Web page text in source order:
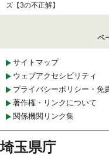
ズ【3の不正解】
ペ
サイトマップ
ウェブアクセシビリティ
プライバシーポリシー・免
著作権・リンクについて
関係機関リンク集
埼玉県庁